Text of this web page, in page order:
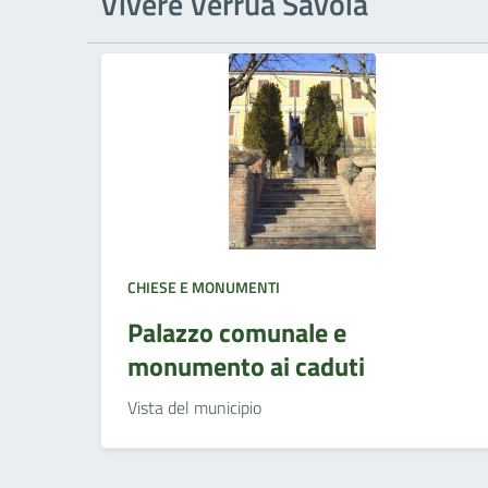
CHIESE E MONUMENTI
Palazzo comunale e
monumento ai caduti
Vista del municipio